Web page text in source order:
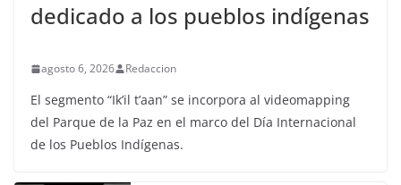
dedicado a los pueblos indígenas
agosto 6, 2026 Redaccion
El segmento “Ik’il t’aan” se incorpora al videomapping
del Parque de la Paz en el marco del Día Internacional
de los Pueblos Indígenas.